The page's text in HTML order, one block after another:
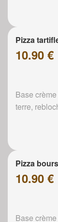
Pizza
10.90 €
Base
terre,
Pizza
10.90 €
Base